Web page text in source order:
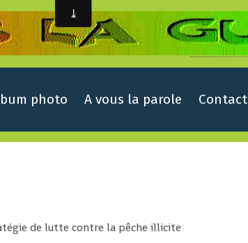
photo A vous la parole Contact
de lutte contre la pêche illicite